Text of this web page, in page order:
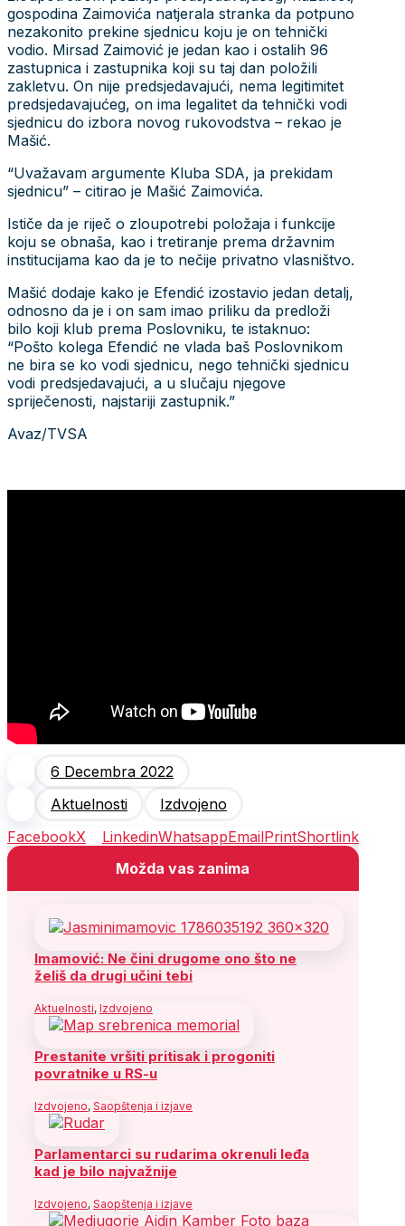
gospodina Zaimovića natjerala stranka da potpuno
nezakonito prekine sjednicu koju je on tehnički
vodio. Mirsad Zaimović je jedan kao i ostalih 96
zastupnica i zastupnika koji su taj dan položili
zakletvu. On nije predsjedavajući, nema legitimitet
predsjedavajućeg, on ima legalitet da tehnički vodi
sjednicu do izbora novog rukovodstva – rekao je
Mašić.
“Uvažavam argumente Kluba SDA, ja prekidam
sjednicu” – citirao je Mašić Zaimovića.
Ističe da je riječ o zloupotrebi položaja i funkcije
koju se obnaša, kao i tretiranje prema državnim
institucijama kao da je to nečije privatno vlasništvo.
Mašić dodaje kako je Efendić izostavio jedan detalj,
odnosno da je i on sam imao priliku da predloži
bilo koji klub prema Poslovniku, te istaknuo:
“Pošto kolega Efendić ne vlada baš Poslovnikom
ne bira se ko vodi sjednicu, nego tehnički sjednicu
vodi predsjedavajući, a u slučaju njegove
spriječenosti, najstariji zastupnik.”
Avaz/TVSA
6 Decembra 2022
Aktuelnosti
Izdvojeno
FacebookX LinkedinWhatsappEmailPrintShortlink
Možda vas zanima
Imamović: Ne čini drugome ono što ne
želiš da drugi učini tebi
Aktuelnosti, Izdvojeno
Prestanite vršiti pritisak i progoniti
povratnike u RS-u
Izdvojeno, Saopštenja i izjave
Parlamentarci su rudarima okrenuli leđa
kad je bilo najvažnije
Izdvojeno, Saopštenja i izjave